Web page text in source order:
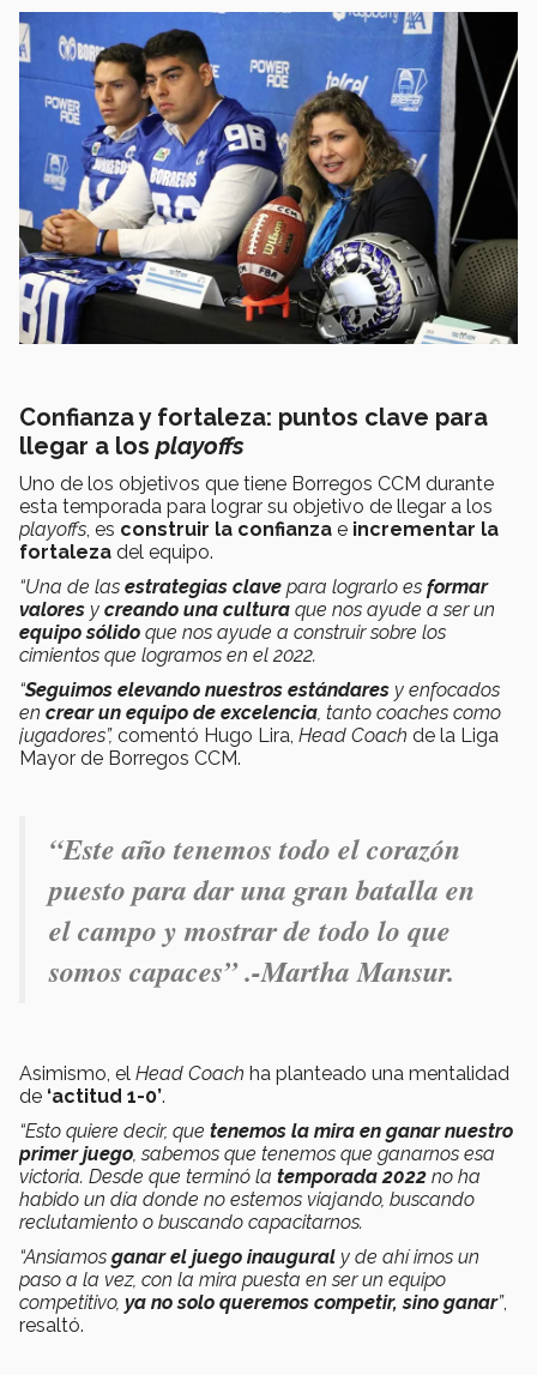
Confianza y fortaleza: puntos clave para
llegar a los playoffs
Uno de los objetivos que tiene Borregos CCM durante
esta temporada para lograr su objetivo de llegar a los
playoffs, es construir la confianza e incrementar la
fortaleza del equipo.
“Una de las estrategias clave para lograrlo es formar
valores y creando una cultura que nos ayude a ser un
equipo sólido que nos ayude a construir sobre los
cimientos que logramos en el 2022.
“Seguimos elevando nuestros estándares y enfocados
en crear un equipo de excelencia, tanto coaches como
jugadores”, comentó Hugo Lira, Head Coach de la Liga
Mayor de Borregos CCM.
“Este añotenemos todo el corazón
puestopara dar unagran batalla en
el campo y mostrar de todo lo que
somos capaces” .-Martha Mansur.
Asimismo, el Head Coach ha planteado una mentalidad
de ‘actitud 1-0’.
“Esto quiere decir, que tenemos la mira en ganar nuestro
primer juego, sabemos que tenemos que ganarnos esa
victoria. Desde que terminó la temporada 2022 no ha
habido un día donde no estemos viajando, buscando
reclutamiento o buscando capacitarnos.
“Ansiamos ganar el juego inaugural y de ahí irnos un
paso a la vez, con la mira puesta en ser un equipo
competitivo, ya no solo queremos competir, sino ganar”,
resaltó.